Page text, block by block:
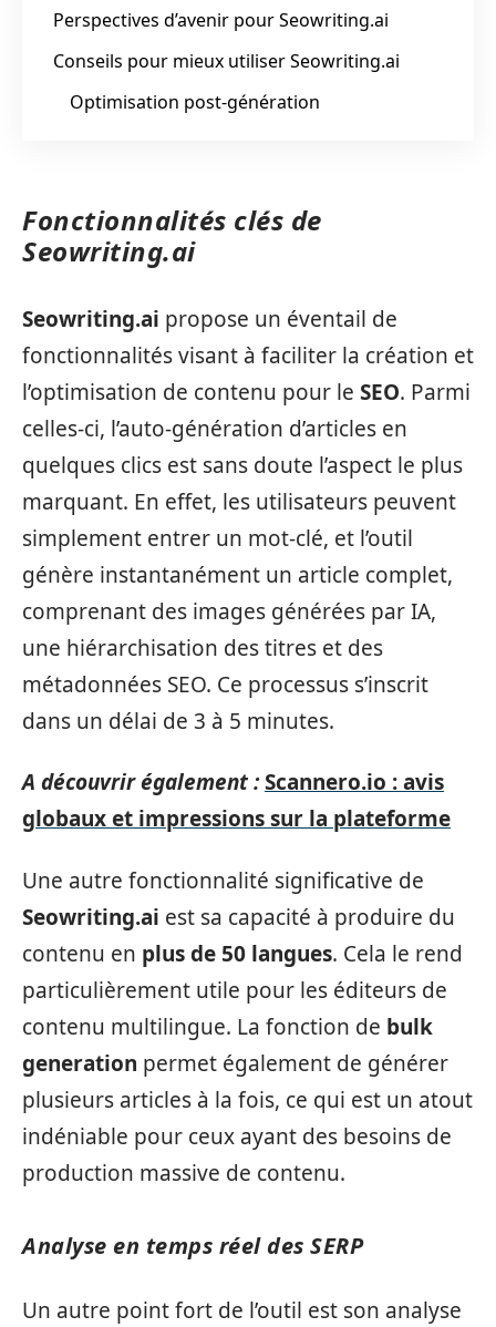
Perspectives d’avenir pour Seowriting.ai
Conseils pour mieux utiliser Seowriting.ai
Optimisation post-génération
Fonctionnalités clés de
Seowriting.ai
Seowriting.ai propose un éventail de
fonctionnalités visant à faciliter la création et
l’optimisation de contenu pour le SEO. Parmi
celles-ci, l’auto-génération d’articles en
quelques clics est sans doute l’aspect le plus
marquant. En effet, les utilisateurs peuvent
simplement entrer un mot-clé, et l’outil
génère instantanément un article complet,
comprenant des images générées par IA,
une hiérarchisation des titres et des
métadonnées SEO. Ce processus s’inscrit
dans un délai de 3 à 5 minutes.
A découvrir également :Scannero.io : avis
globaux et impressions sur la plateforme
Une autre fonctionnalité significative de
Seowriting.ai est sa capacité à produire du
contenu en plus de 50 langues. Cela le rend
particulièrement utile pour les éditeurs de
contenu multilingue. La fonction de bulk
generation permet également de générer
plusieurs articles à la fois, ce qui est un atout
indéniable pour ceux ayant des besoins de
production massive de contenu.
Analyse en temps réel des SERP
Un autre point fort de l’outil est son analyse